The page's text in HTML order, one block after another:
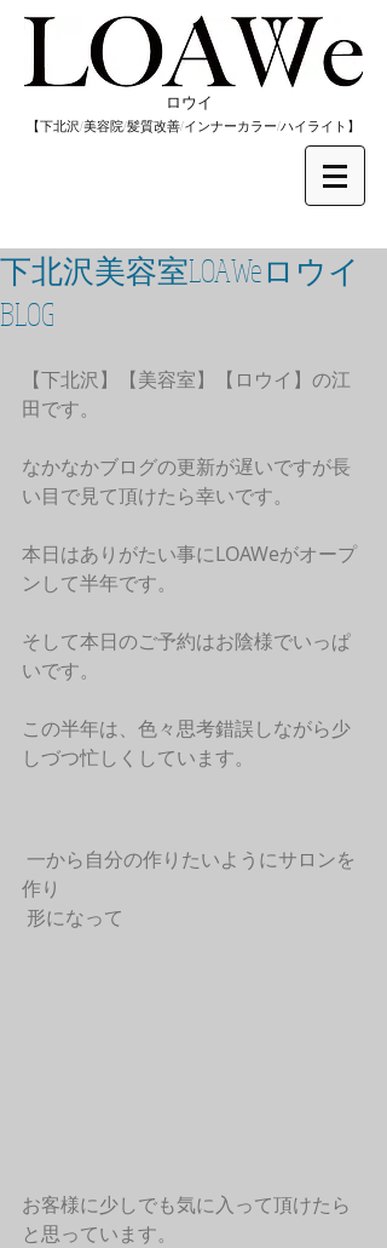
​ロウイ
​【下北沢/美容院/髪質改善/インナーカラー/​ハイライト】
下北沢美容室LOAWeロウイ
BLOG
【下北沢】【美容室】【ロウイ】の江
田です。
なかなかブログの更新が遅いですが長
い目で見て頂けたら幸いです。
本日はありがたい事にLOAWeがオープ
ンして半年です。
そして本日のご予約はお陰様でいっぱ
いです。
この半年は、色々思考錯誤しながら少
しづつ忙しくしています。
作り
形になって
お客様に少しでも気に入って頂けたら
と思っています。